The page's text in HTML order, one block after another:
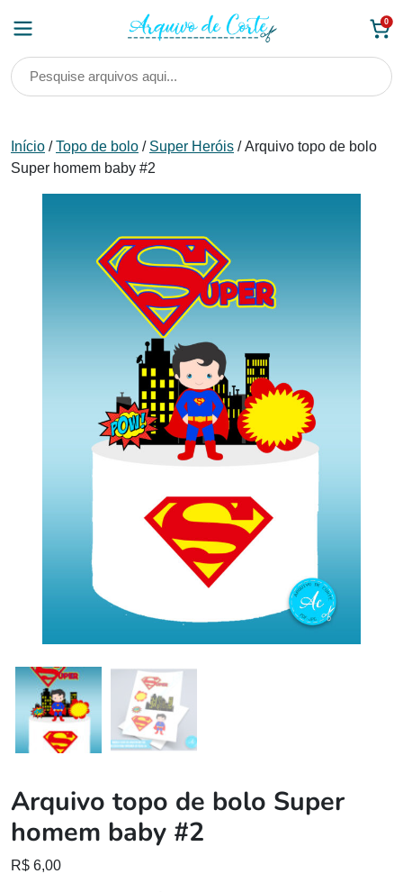
0
Início /Topo de bolo / Super Heróis / Arquivo topo de bolo
Super homem baby #2
Arquivo topo de bolo Super
homem baby #2
R$ 6,00